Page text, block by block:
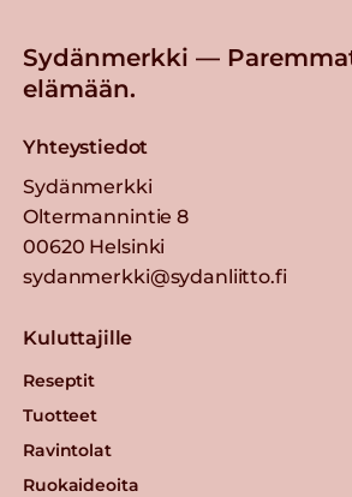
Sydänmerkki —
elämään.
Yhteystiedot
Sydänmerkki
Oltermannintie 8
00620 Helsinki
sydanmerkki@sydanliitto.fi
Kuluttajille
Reseptit
Tuotteet
Ravintolat
Ruokaideoita